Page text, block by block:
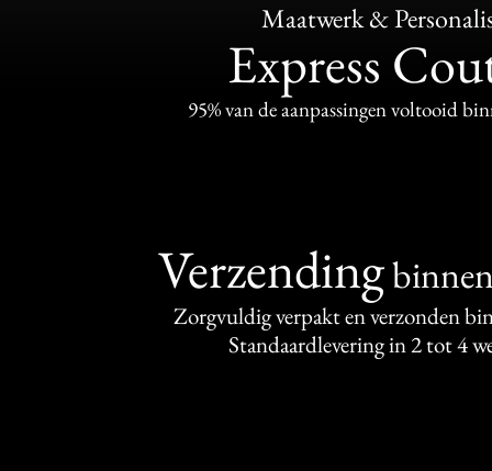
Maatwerk &
Express
95% van de aanpassingen voltooid
Verzending
Zorgvuldig verpakt en verzonden
Standaardlevering in 2 tot 4